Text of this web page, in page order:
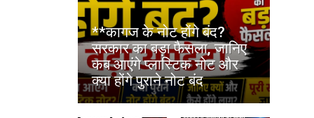
**कागज के नोट होंगे बंद?
सरकार का बड़ा फैसला, जानिए
कब आएंगे प्लास्टिक नोट और
क्या होंगे पुराने नोट बंद